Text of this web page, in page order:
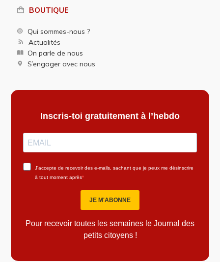
BOUTIQUE
Qui sommes-nous ?
Actualités
On parle de nous
S’engager avec nous